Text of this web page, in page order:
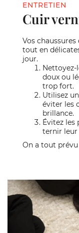
ENTRETIEN
Cuir
Vos
tout en
jour.
doux ou
trop fort.
Utilisez
éviter les
brillance.
Évitez les
ternir leur
On a tout